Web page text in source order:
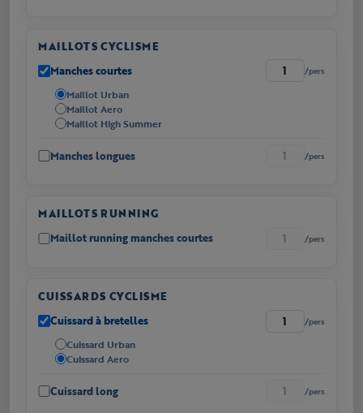
MAILLOTS CYCLISME
Manches courtes
/pers
Maillot Urban
Maillot Aero
Maillot High Summer
Manches longues /pers
MAILLOTS RUNNING
Maillot running manches courtes
/pers
CUISSARDS CYCLISME
Cuissard à bretelles
/pers
Cuissard Urban
Cuissard Aero
Cuissard long /pers